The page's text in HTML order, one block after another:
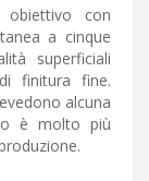
obiettivo con
a cinque
superficiali
finitura fine.
alcuna
è molto più